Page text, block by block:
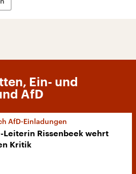
Ein- und
AfD
AfD-Einladungen
Leiterin Rissenbeek wehrt
Kritik